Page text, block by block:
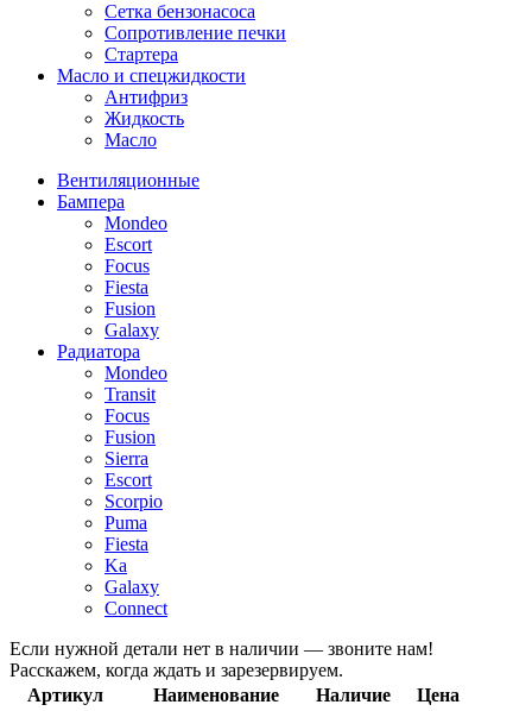
Сетка бензонасоса
Сопротивление печки
Стартера
Масло и спецжидкости
Антифриз
Жидкость
Масло
Вентиляционные
Бампера
Mondeo
Escort
Focus
Fiesta
Fusion
Galaxy
Радиатора
Mondeo
Transit
Focus
Fusion
Sierra
Escort
Scorpio
Puma
Fiesta
Ka
Galaxy
Connect
Если нужной детали нет в наличии — звоните нам!
Расскажем, когда ждать и зарезервируем.
Артикул
Наименование Наличие
Цена